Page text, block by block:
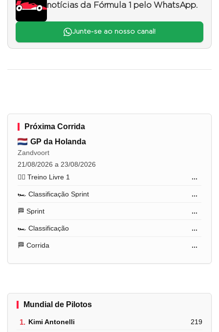
notícias da Fórmula 1 pelo WhatsApp.
Junte-se ao nosso canal!
Próxima Corrida
GP da Holanda
Zandvoort
21/08/2026 a 23/08/2026
🏋️‍♂️ Treino Livre 1
...
🏎️ Classificação Sprint ...
🏁 Sprint ...
🏎️ Classificação ...
🏁 Corrida ...
Mundial de Pilotos
1. Kimi Antonelli 219